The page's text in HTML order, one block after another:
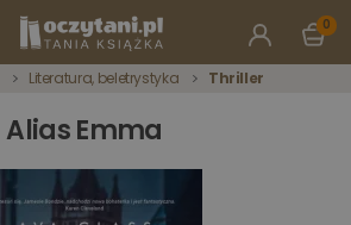
0
Literatura, beletrystyka Thriller
Alias Emma